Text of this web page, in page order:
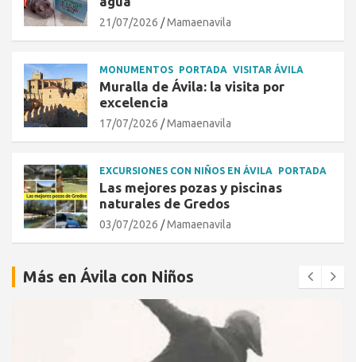
21/07/2026 Mamaenavila
MONUMENTOS PORTADA VISITAR ÁVILA
Muralla de Ávila: la visita por
excelencia
17/07/2026 Mamaenavila
EXCURSIONES CON NIÑOS EN ÁVILA PORTADA
Las mejores pozas y piscinas
naturales de Gredos
03/07/2026 Mamaenavila
Más en Ávila con Niños